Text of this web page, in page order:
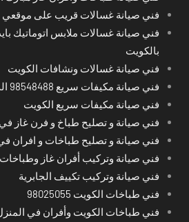
فني صيانة غسالات قريب على موقعي
فني صيانة غسالات ملابس اتوماتيك
بالكويت
فني صيانة غسالات ونشافات الكويت
فني صيانة مكيفات سريع 98548488 الدسمة
فني صيانة مكيفات سريع الكويت
فني صيانة و تصليح طباخ و فرن غاز
فني صيانة و تصليح طباخات و افران
فني صيانة وتركيب أفران غاز وطباخات
فني صيانة وتركيب تكييف الجابرية
فني طباخات الكويت 98025055
فني طباخات الكويت وأفران في